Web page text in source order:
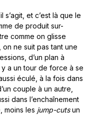
s’agit, et c’est là que le
de produit sur-
comme on glisse
on ne suit pas tant une
d’un plan à
y a un tour de force à se
éculé, à la fois dans
couple à un autre,
dans l’enchaînement
moins les jump-cutsun